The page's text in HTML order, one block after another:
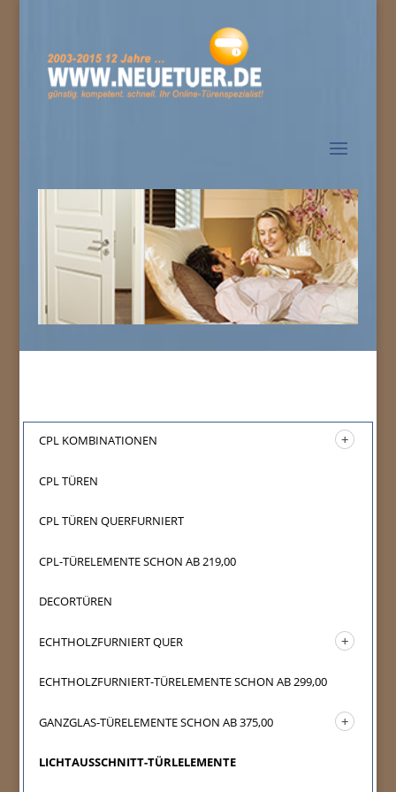
CPL KOMBINATIONEN
CPL TÜREN
CPL TÜREN QUERFURNIERT
CPL-TÜRELEMENTE SCHON AB 219,00
DECORTÜREN
ECHTHOLZFURNIERT QUER
ECHTHOLZFURNIERT-TÜRELEMENTE SCHON AB 299,00
GANZGLAS-TÜRELEMENTE SCHON AB 375,00
LICHTAUSSCHNITT-TÜRLELEMENTE